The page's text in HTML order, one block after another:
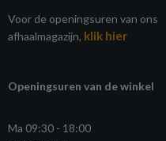
Voor de openingsuren van ons
afhaalmagazijn, klik hier
Openingsuren van de winkel
Ma 09:30 - 18:00